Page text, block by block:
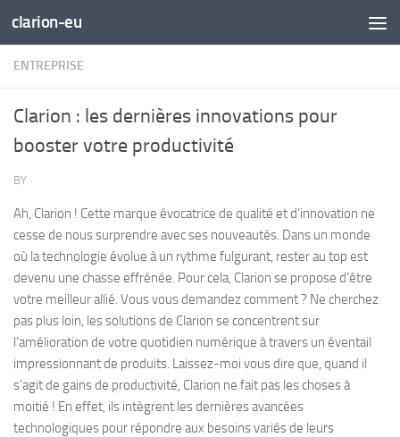
Skip to content
clarion-eu
ENTREPRISE
Clarion : les dernières innovations pour
booster votre productivité
BY ·
Ah, Clarion ! Cette marque évocatrice de qualité et d’innovation ne
cesse de nous surprendre avec ses nouveautés. Dans un monde
où la technologie évolue à un rythme fulgurant, rester au top est
devenu une chasse effrénée. Pour cela, Clarion se propose d’être
votre meilleur allié. Vous vous demandez comment ? Ne cherchez
pas plus loin, les solutions de Clarion se concentrent sur
l’amélioration de votre quotidien numérique à travers un éventail
impressionnant de produits. Laissez-moi vous dire que, quand il
s’agit de gains de productivité, Clarion ne fait pas les choses à
moitié ! En effet, ils intègrent les dernières avancées
technologiques pour répondre aux besoins variés de leurs